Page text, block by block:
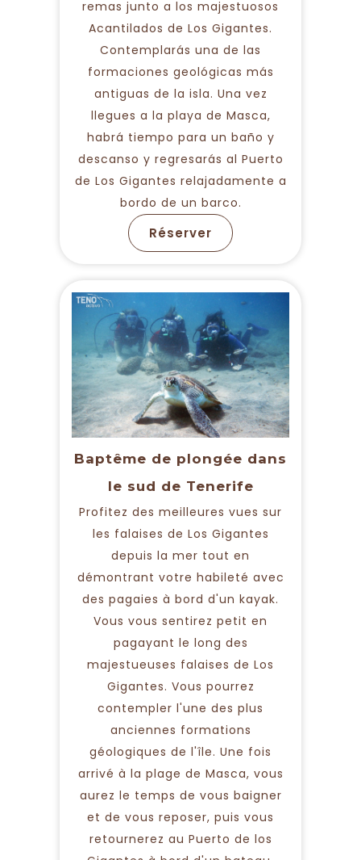
remas junto a los majestuosos
Acantilados de Los Gigantes.
Contemplarás una de las
formaciones geológicas más
antiguas de la isla. Una vez
llegues a la playa de Masca,
habrá tiempo para un baño y
descanso y regresarás al Puerto
de Los Gigantes relajadamente a
bordo de un barco.
Réserver
Baptême de plongée dans
le sud de Tenerife
Profitez des meilleures vues sur
les falaises de Los Gigantes
depuis la mer tout en
démontrant votre habileté avec
des pagaies à bord d'un kayak.
Vous vous sentirez petit en
pagayant le long des
majestueuses falaises de Los
Gigantes. Vous pourrez
contempler l'une des plus
anciennes formations
géologiques de l'île. Une fois
arrivé à la plage de Masca, vous
aurez le temps de vous baigner
et de vous reposer, puis vous
retournerez au Puerto de los